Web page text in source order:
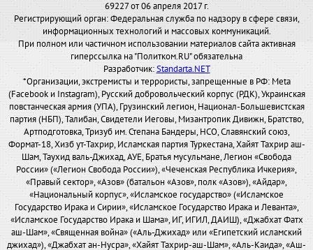
69227 от 06 апреля 2017 г.
Регистрирующий орган: Федеральная служба по надзору в сфере связи,
информационных технологий и массовых коммуникаций.
При полном или частичном использовании материалов сайта активная
гиперссылка на "Политком.RU" обязательна
Разработчик:Standarta.NET
*Организации, экстремисты и террористы, запрещенные в РФ: Meta
(Facebook и Instagram), Русский добровольческий корпус (РДК), Украинская
повстанческая армия (УПА), Грузинский легион, Национал-Большевистская
партия (НБП), Талибан, Свидетели Иеговы, Мизантропик Дивижн, Братство,
Артподготовка, Тризуб им. Степана Бандеры, НСО, Славянский союз,
Формат-18, Хизб ут-Тахрир, Исламская партия Туркестана, Хайят Тахрир аш-
Шам, Таухид валь-Джихад, АУЕ, Братья мусульмане, Легион «Свобода
России» («Легион Свобода России»), «Чеченская Республика Ичкерия»,
«Правый сектор», «Азов» (батальон «Азов», полк «Азов»), «Айдар»,
«Национальный корпус», «Исламское государство» («Исламское
Государство Ирака и Сирии», «Исламское Государство Ирака и Леванта»,
«Исламское Государство Ирака и Шама», ИГ, ИГИЛ, ДАИШ), «Джабхат Фатх
аш-Шам», «Священная война» («Аль-Джихад» или «Египетский исламский
джихад»), «Джабхат ан-Нусра», «Хайят Тахрир-аш-Шам», «Аль-Каида», «Аш-